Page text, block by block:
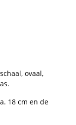
ovaal,
18 cm en de